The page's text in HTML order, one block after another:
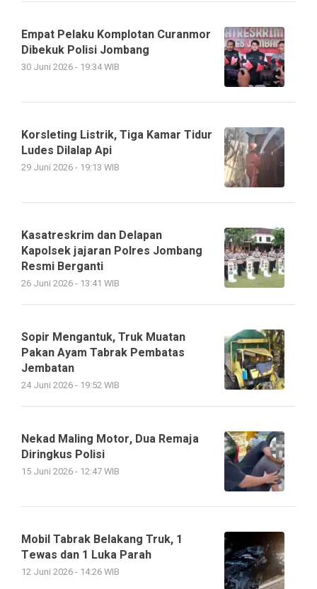
Empat Pelaku Komplotan Curanmor
Dibekuk Polisi Jombang
30 Juni 2026 - 19:34 WIB
Korsleting Listrik, Tiga Kamar Tidur
Ludes Dilalap Api
29 Juni 2026 - 19:13 WIB
Kasatreskrim dan Delapan
Kapolsek jajaran Polres Jombang
Resmi Berganti
26 Juni 2026 - 13:41 WIB
Sopir Mengantuk, Truk Muatan
Pakan Ayam Tabrak Pembatas
Jembatan
24 Juni 2026 - 19:52 WIB
Nekad Maling Motor, Dua Remaja
Diringkus Polisi
15 Juni 2026 - 12:47 WIB
Mobil Tabrak Belakang Truk, 1
Tewas dan 1 Luka Parah
12 Juni 2026 - 14:26 WIB